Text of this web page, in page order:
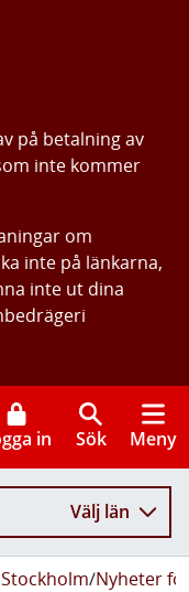
på betalning av
inte kommer
om
inte på länkarna,
inte ut dina
in Sök Meny
Välj län
/Nyheter